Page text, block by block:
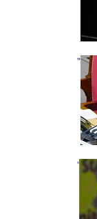
" />
" />